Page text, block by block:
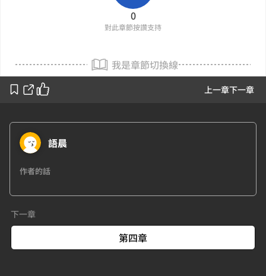
上一章下一章
0
對此章節按讚支持
我是章節切換線
語晨
作者的話
下一章
第四章